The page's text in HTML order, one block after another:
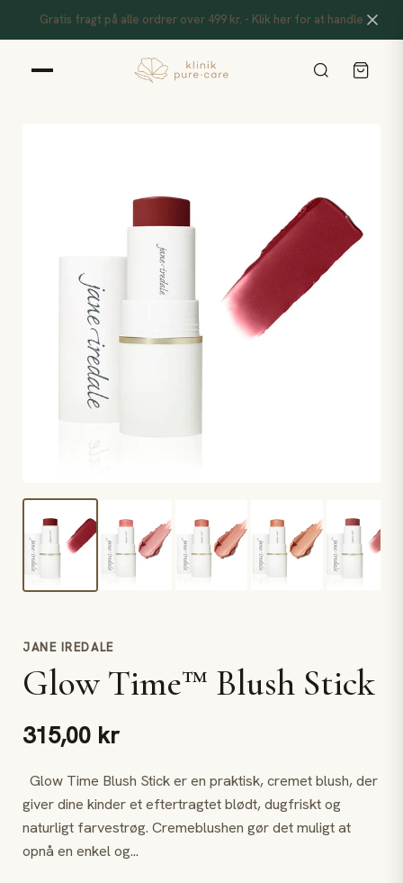
Gratis fragt på alle ordrer over 499 kr. - Klik her for at handle
JANE IREDALE
Glow Time™ Blush Stick
315,00 kr
Glow Time Blush Stick er en praktisk, cremet blush, der
giver dine kinder et eftertragtet blødt, dugfriskt og
naturligt farvestrøg. Cremeblushen gør det muligt at
opnå en enkel og...